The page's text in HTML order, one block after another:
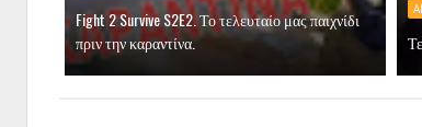
Fight 2 Survive S2E2. Το τελευταίο μας παιχνίδι
πριν την καραντίνα.